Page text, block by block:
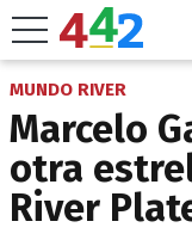
MUNDO RIVER
Marcelo
otra
River